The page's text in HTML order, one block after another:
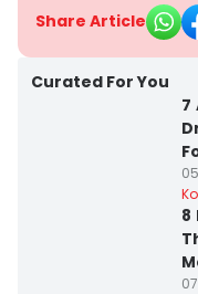
Share Article
Curated For You
7
8